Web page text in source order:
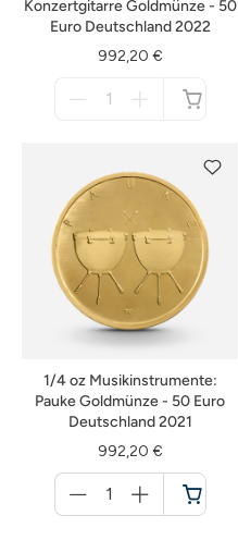
Konzertgitarre Goldmünze - 50
Euro Deutschland 2022
992,20 €
1/4 oz Musikinstrumente:
Pauke Goldmünze - 50 Euro
Deutschland 2021
992,20 €
für
Warenkorb